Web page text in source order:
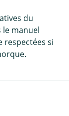
du
manuel
si